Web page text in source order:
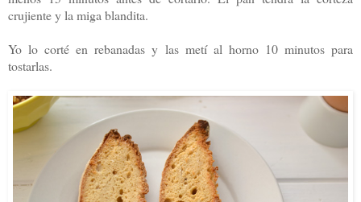
crujiente y la miga blandita.
Yo lo corté en rebanadas y las metí al horno 10 minutos para
tostarlas.